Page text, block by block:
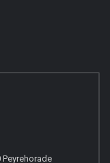
Peyrehorade